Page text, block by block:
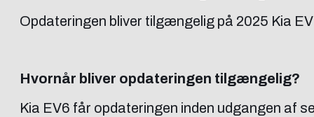
Opdateringen bliver tilgængelig på 2025 Kia
Hvornår bliver opdateringen tilgængelig?
Kia EV6 får opdateringen inden udgangen af